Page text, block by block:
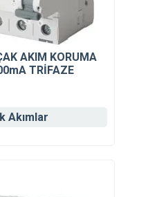
AKIM KORUMA
TRİFAZE
Akımlar